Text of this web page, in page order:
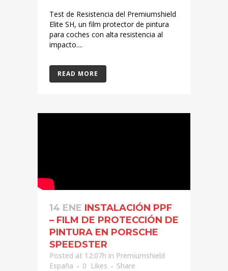
Test de Resistencia del Premiumshield
Elite SH, un film protector de pintura
para coches con alta resistencia al
impacto....
READ MORE
14 ENE INSTALACIÓN PPF
– FILM DE PROTECCIÓN DE
PINTURA EN PORSCHE
SPEEDSTER
Posted at 12:07h in Premiumshield
España
0 Likes
Share